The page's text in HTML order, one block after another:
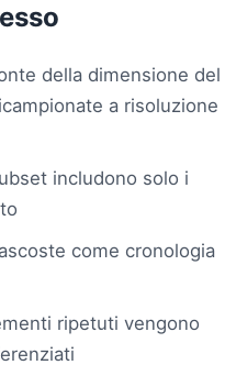
della dimensione del
a risoluzione
includono solo i
come cronologia
ripetuti vengono